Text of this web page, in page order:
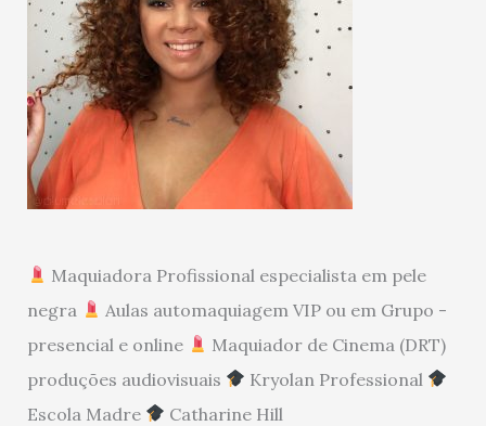
Maquiadora Profissional especialista em pele
negra
Aulas automaquiagem VIP ou em Grupo -
presencial e online
Maquiador de Cinema (DRT)
produções audiovisuais
Kryolan Professional
Escola Madre
Catharine Hill